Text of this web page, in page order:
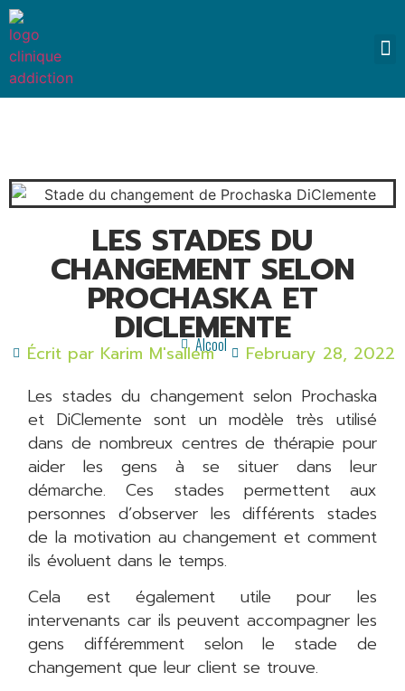
LES STADES DU
CHANGEMENT SELON
PROCHASKA ET
DICLEMENTE
Alcool
Écrit par Karim M'sallem February 28, 2022
Les stades du changement selon Prochaska
et DiClemente sont un modèle très utilisé
dans de nombreux centres de thérapie pour
aider les gens à se situer dans leur
démarche. Ces stades permettent aux
personnes d’observer les différents stades
de la motivation au changement et comment
ils évoluent dans le temps.
Cela est également utile pour les
intervenants car ils peuvent accompagner les
gens différemment selon le stade de
changement que leur client se trouve.